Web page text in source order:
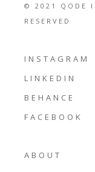
© 2021 QODE
RESERVED
INSTAGRAM
LINKEDIN
BEHANCE
FACEBOOK
ABOUT